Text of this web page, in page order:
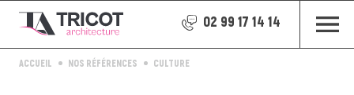
02 99 17 14 14
ACCUEIL NOS RÉFÉRENCES CULTURE